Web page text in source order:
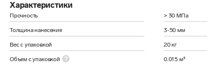
Характеристики
Прочность > 30 МПа
Толщина нанесения 3-50 мм
Вес с упаковкой 20 кг
Объем с упаковкой 0.015 м³